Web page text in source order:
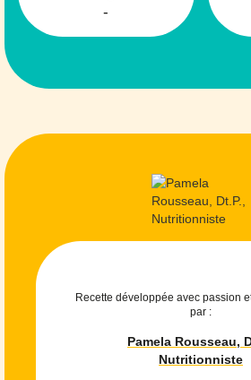
-
Recette développée avec passion
par :
Pamela Rousseau,
Nutritionniste